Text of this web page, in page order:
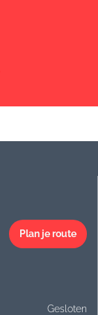
Plan je route
Gesloten